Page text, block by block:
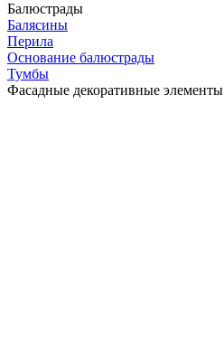
Балюстрады
Балясины
Перила
Основание балюстрады
Тумбы
Фасадные декоративные элементы